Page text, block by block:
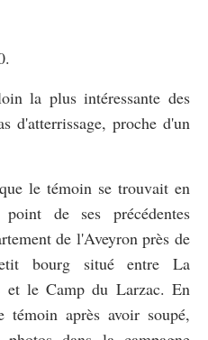
la plus intéressante des
d'atterrissage, proche d'un
le témoin se trouvait en
de ses précédentes
de l'Aveyron près de
bourg situé entre La
et le Camp du Larzac. En
après avoir soupé,